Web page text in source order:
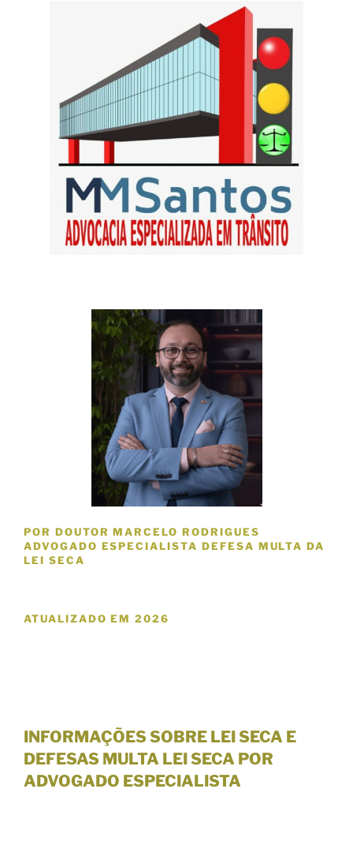
POR DOUTOR MARCELO RODRIGUES
ADVOGADO ESPECIALISTA DEFESA MULTA DA
LEI SECA
ATUALIZADO EM2026
INFORMAÇÕES SOBRE LEI SECA E
DEFESAS MULTA LEI SECA POR
ADVOGADO ESPECIALISTA